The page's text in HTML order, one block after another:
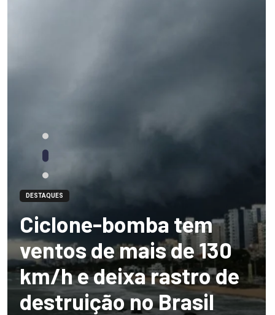
DESTAQUES
Ciclone-bomba tem
ventos de mais de 130
km/h e deixa rastro de
destruição no Brasil